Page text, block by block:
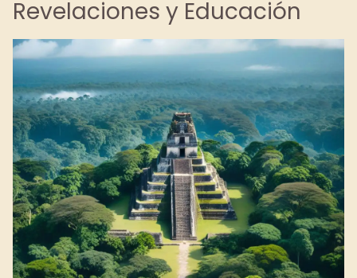
Revelaciones y Educación